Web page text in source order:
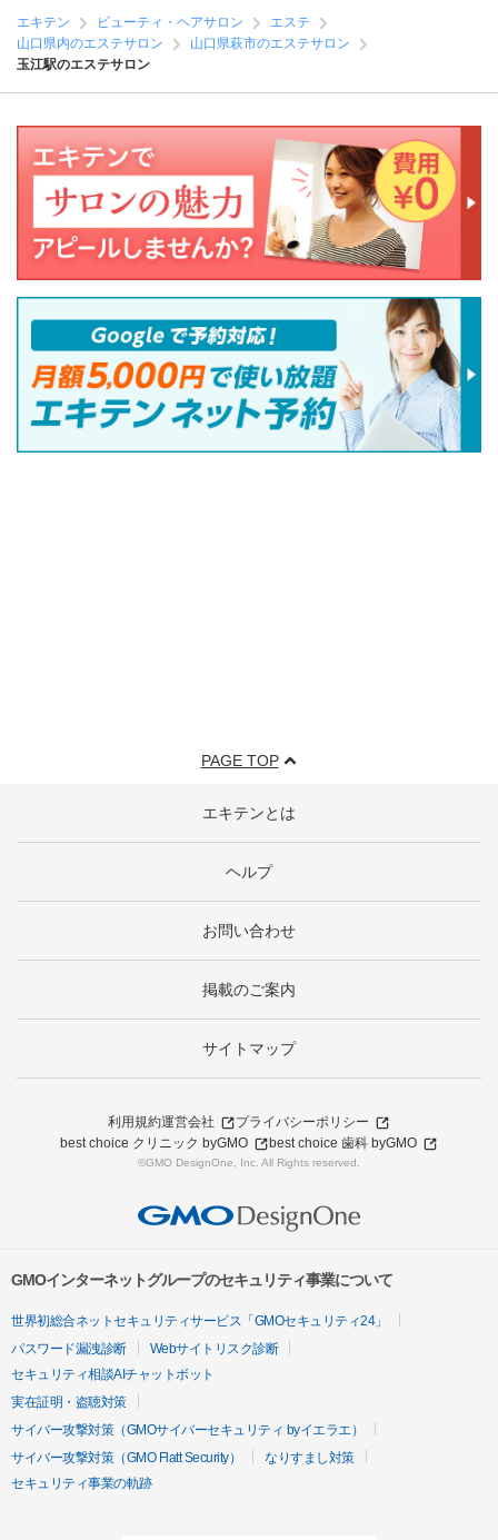
エキテン ビューティ・ヘアサロン
エステ
山口県内のエステサロン
山口県萩市のエステサロン
玉江駅のエステサロン
PAGE TOP
エキテンとは
ヘルプ
お問い合わせ
掲載のご案内
サイトマップ
利用規約運営会社
プライバシーポリシー
best choice クリニック byGMO
best choice 歯科 byGMO
©GMO DesignOne, Inc. All Rights reserved.
GMOインターネットグループのセキュリティ事業について
世界初総合ネットセキュリティサービス「GMOセキュリティ24」
パスワード漏洩診断
Webサイトリスク診断
セキュリティ相談AIチャットボット
実在証明・盗聴対策
サイバー攻撃対策（GMOサイバーセキュリティ byイエラエ）
サイバー攻撃対策（GMO Flatt Security）
なりすまし対策
セキュリティ事業の軌跡